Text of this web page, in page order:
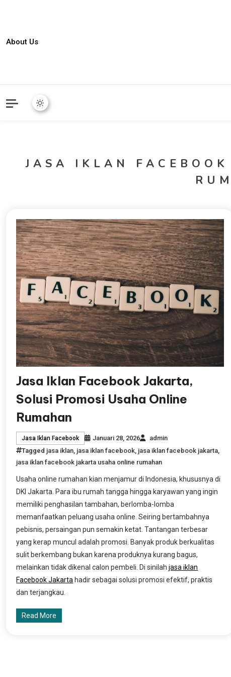
About Us
JASA IKLAN
Jasa Iklan Facebook Jakarta,
Solusi Promosi Usaha Online
Rumahan
Jasa Iklan Facebook Januari 28, 2026
admin
Tagged jasa iklan, jasa iklan facebook, jasa iklan facebook jakarta,
jasa iklan facebook jakarta usaha online rumahan
Usaha online rumahan kian menjamur di Indonesia, khususnya di
DKI Jakarta. Para ibu rumah tangga hingga karyawan yang ingin
memiliki penghasilan tambahan, berlomba-lomba
memanfaatkan peluang usaha online. Seiring bertambahnya
pebisnis, persaingan pun semakin ketat. Tantangan terbesar
yang kerap muncul adalah promosi. Banyak produk berkualitas
sulit berkembang bukan karena produknya kurang bagus,
melainkan tidak dikenal calon pembeli. Di sinilahjasa iklan
Facebook Jakarta hadir sebagai solusi promosi efektif, praktis
dan terjangkau.
Read More